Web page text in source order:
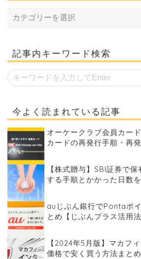
記事内キーワード検索
今よく読まれている記事
オーケークラブ会員カー
カードの再発行手順・再
【株式贈与】SBI証券で
する手順とかかった日数
auじぶん銀行でPontaポ
とめ【じぶんプラス活用法
【2024年5月版】マカフ
価格で安く買う方法まとめ